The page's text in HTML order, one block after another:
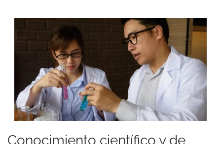
Conocimiento científico y de